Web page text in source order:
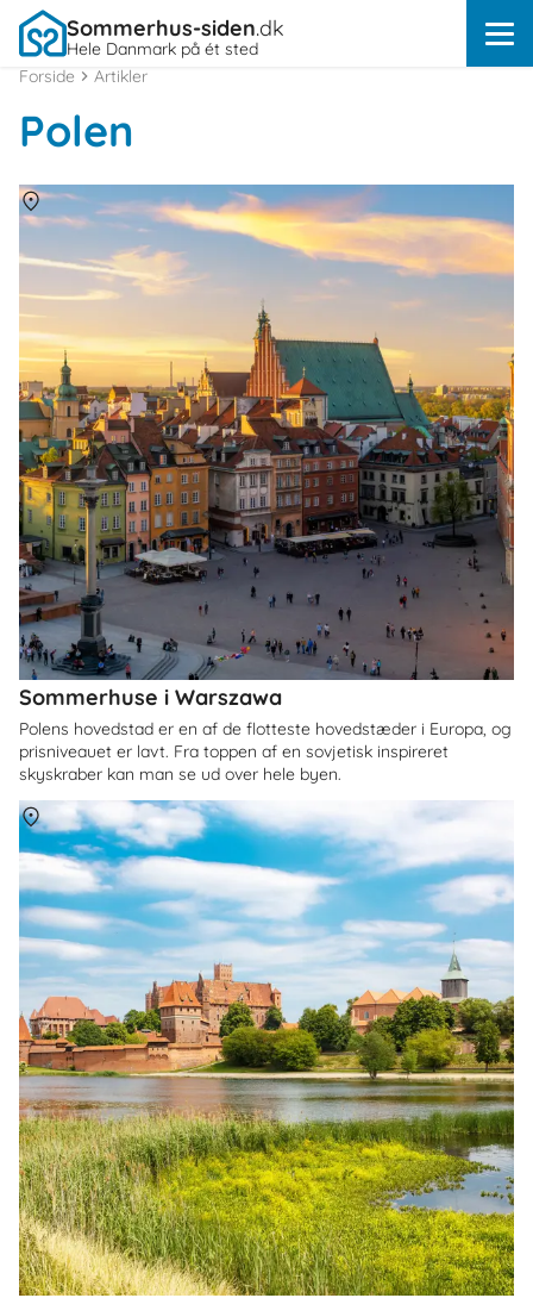
Sommerhus-siden.dk
Hele Danmark på ét sted
Forside
Artikler
Polen
Sommerhuse i Warszawa
Polens hovedstad er en af de flotteste hovedstæder i Europa, og
prisniveauet er lavt. Fra toppen af en sovjetisk inspireret
skyskraber kan man se ud over hele byen.
OmWarszawa
OmPommern